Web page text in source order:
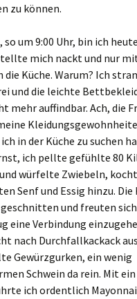
zu können.
um 9:00 Uhr, bin ich heute
mich nackt und nur
die Küche. Warum? Ich
und die leichte
mehr auffindbar. Ach, die
in der Küche zu suchen
ich pellte gefühlte 80
würfelte Zwiebeln,
Senf und Essig hinzu.
geschnitten und freuten
eine Verbindung
nach Durchfallkackack
Gewürzgurken, ein wenig
Schwein da rein. Mit
ich ordentlich